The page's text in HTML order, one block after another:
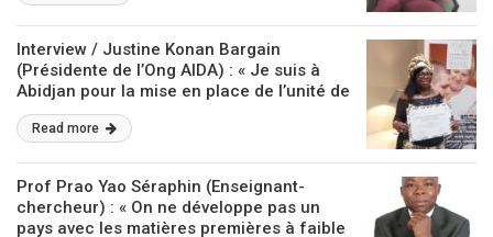
Interview / Justine Konan Bargain
(Présidente de l’Ong AIDA) : « Je suis à
Abidjan pour la mise en place de l’unité de
production semi-industrielle d’attiéké »
Read more
Prof Prao Yao Séraphin (Enseignant-
chercheur) : « On ne développe pas un
pays avec les matières premières à faible